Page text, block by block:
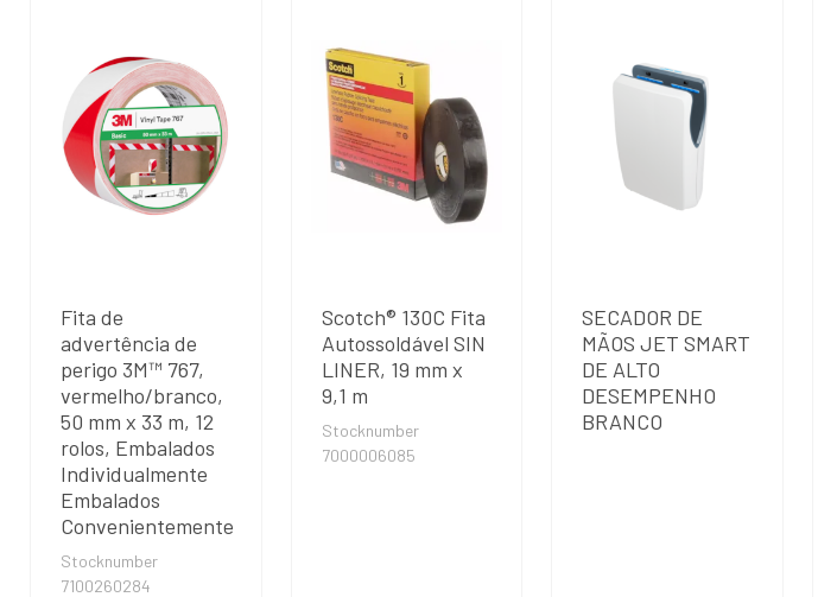
Fita de
advertência de
perigo 3M™ 767,
vermelho/branco,
50 mm x 33 m, 12
rolos, Embalados
Individualmente
Embalados
Convenientemente
Stocknumber
7100260284
Scotch® 130C Fita
Autossoldável SIN
LINER, 19 mm x
9,1 m
Stocknumber
7000006085
SECADOR DE
MÃOS JET SMART
DE ALTO
DESEMPENHO
BRANCO